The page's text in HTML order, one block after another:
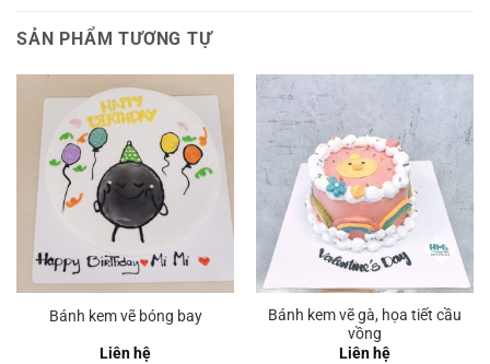
SẢN PHẨM TƯƠNG TỰ
Bánh kem vẽ bóng bay
Liên hệ
Bánh kem vẽ gà, họa tiết cầu
vồng
Liên hệ